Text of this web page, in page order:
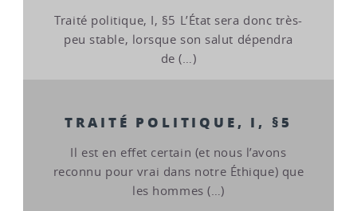
Traité politique, I, §5 L’État sera donc très-
peu stable, lorsque son salut dépendra
de (…)
TRAITÉ POLITIQUE, I, §5
Il est en effet certain (et nous l’avons
reconnu pour vrai dans notre Éthique) que
les hommes (…)